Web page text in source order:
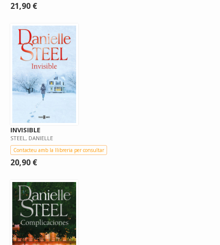
21,90 €
INVISIBLE
STEEL, DANIELLE
Contacteu amb la llibreria per consultar
20,90 €